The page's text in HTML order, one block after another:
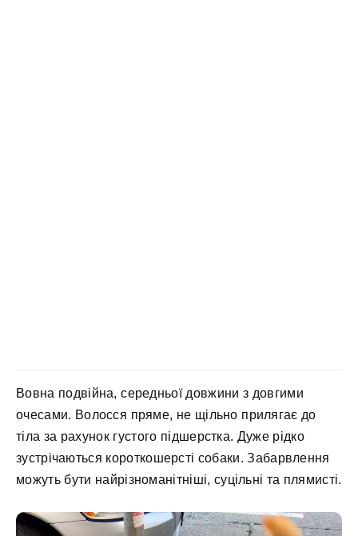
Вовна подвійна, середньої довжини з довгими
очесами. Волосся пряме, не щільно прилягає до
тіла за рахунок густого підшерстка. Дуже рідко
зустрічаються короткошерсті собаки. Забарвлення
можуть бути найрізноманітніші, суцільні та плямисті.